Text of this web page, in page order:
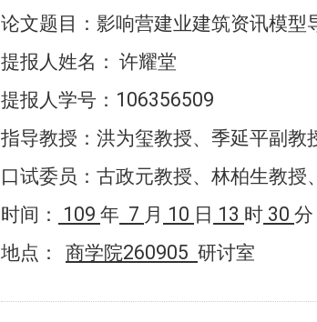
论文题目：影响营建业建筑资讯模型
提报人姓名： 许耀堂
提报人学号： 106356509
指导教授： 洪为玺教授、季延平副教
口试委员： 古政元教授、林柏生教授
时间：
109 年 7 月 10 日 13 时 30 分
地点：
商学院260905 研讨室